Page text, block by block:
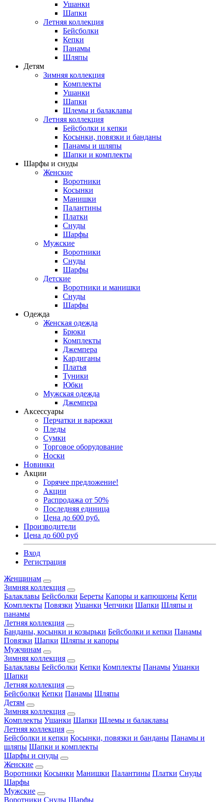
Ушанки
Шапки
Летняя коллекция
Бейсболки
Кепки
Панамы
Шляпы
Детям
Зимняя коллекция
Комплекты
Ушанки
Шапки
Шлемы и балаклавы
Летняя коллекция
Бейсболки и кепки
Косынки, повязки и банданы
Панамы и шляпы
Шапки и комплекты
Шарфы и снуды
Женские
Воротники
Косынки
Манишки
Палантины
Платки
Снуды
Шарфы
Мужские
Воротники
Снуды
Шарфы
Детские
Воротники и манишки
Снуды
Шарфы
Одежда
Женская одежда
Брюки
Комплекты
Джемпера
Кардиганы
Платья
Туники
Юбки
Мужская одежда
Джемпера
Аксессуары
Перчатки и варежки
Пледы
Сумки
Торговое оборудование
Носки
Новинки
Акции
Горячее предложение!
Акции
Распродажа от 50%
Последняя единица
Цена до 600 руб.
Производители
Цена до 600 руб
Вход
Регистрация
Женщинам
Зимняя коллекция
Балаклавы Бейсболки Береты Капоры и капюшоны Кепи
Комплекты Повязки Ушанки Чепчики Шапки Шляпы и
панамы
Летняя коллекция
Банданы, косынки и козырьки Бейсболки и кепки Панамы
Повязки Шапки Шляпы и капоры
Мужчинам
Зимняя коллекция
Балаклавы Бейсболки Кепки Комплекты Панамы Ушанки
Шапки
Летняя коллекция
Бейсболки Кепки Панамы Шляпы
Детям
Зимняя коллекция
Комплекты Ушанки Шапки Шлемы и балаклавы
Летняя коллекция
Бейсболки и кепки Косынки, повязки и банданы Панамы и
шляпы Шапки и комплекты
Шарфы и снуды
Женские
Воротники Косынки Манишки Палантины Платки Снуды
Шарфы
Мужские
Воротники Снуды Шарфы